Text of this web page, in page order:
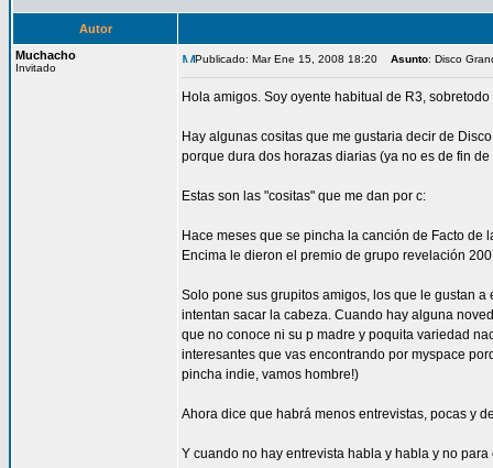
Autor
Muchacho
Invitado
Publicado: Mar Ene 15, 2008 18:20 Asunto: Disco
Hola amigos. Soy oyente habitual de R3,
Hay algunas cositas que me gustaria decir de
porque dura dos horazas diarias (ya no es de fin
Estas son las "cositas" que me dan por c:
Hace meses que se pincha la canción de Facto
Encima le dieron el premio de grupo revelación
Solo pone sus grupitos amigos, los que le gustan
intentan sacar la cabeza. Cuando hay alguna
que no conoce ni su p madre y poquita variedad
interesantes que vas encontrando por myspace
pincha indie, vamos hombre!)
Ahora dice que habrá menos entrevistas, pocas y
Y cuando no hay entrevista habla y habla y no